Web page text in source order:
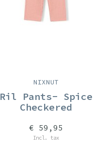
NIXNUT
Ril Pants- Spice
Checkered
€ 59,95
Incl. tax